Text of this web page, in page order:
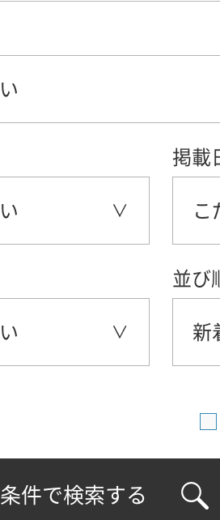
掲載
こ
並び
新
件で検索する